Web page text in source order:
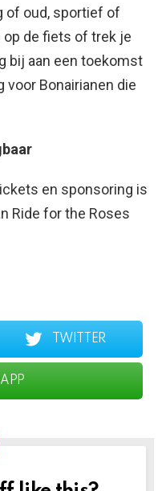
of oud, sportief of
de fiets of trek je
bij aan een toekomst
Bonairianen die
en sponsoring is
Ride for the Roses
TWITTER